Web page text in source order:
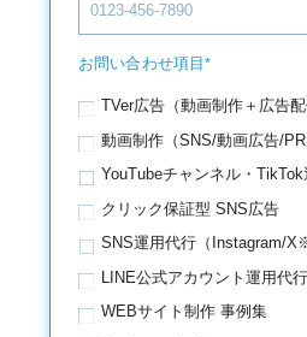
お問い合わせ項目*
TVer広告（動画制作＋広告配
動画制作（SNS/動画広告/PR
YouTubeチャンネル・TikTok
クリック保証型 SNS広告
SNS運用代行（Instagram/
LINE公式アカウント運用代行
WEBサイト制作 事例集